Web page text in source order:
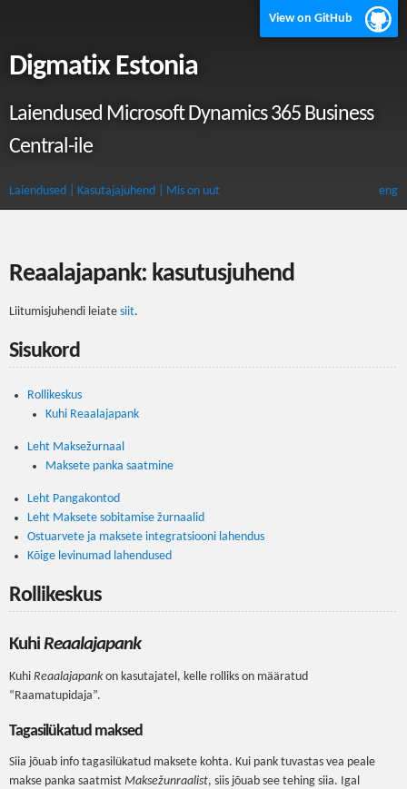
View on GitHub
Digmatix Estonia
Laiendused Microsoft Dynamics 365 Business
Central-ile
Laiendused | Kasutajajuhend | Mis on uut eng
Reaalajapank: kasutusjuhend
Liitumisjuhendi leiate siit.
Sisukord
Rollikeskus
Kuhi Reaalajapank
Leht Maksežurnaal
Maksete panka saatmine
Leht Pangakontod
Leht Maksete sobitamise žurnaalid
Ostuarvete ja maksete integratsiooni lahendus
Kõige levinumad lahendused
Rollikeskus
KuhiReaalajapank
Kuhi Reaalajapankon kasutajatel, kelle rolliks on määratud
“Raamatupidaja”.
Tagasilükatud maksed
Siia jõuab info tagasilükatud maksete kohta. Kui pank tuvastas vea peale
makse panka saatmist Maksežunraalist, siis jõuab see tehing siia. Igal